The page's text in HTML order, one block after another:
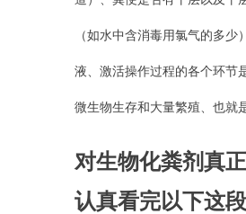
（如水中含消毒用氯气的多
液、激活操作过程的各个环
微生物生存和大量繁殖、也就
对生物化粪剂真
认真看完以下这